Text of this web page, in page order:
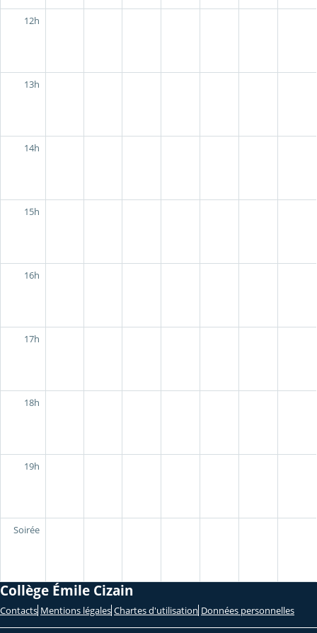
12h
13h
14h
15h
16h
17h
18h
19h
Soirée
Collège Émile Cizain
Contacts Mentions légales Chartes d'utilisation Données personnelles